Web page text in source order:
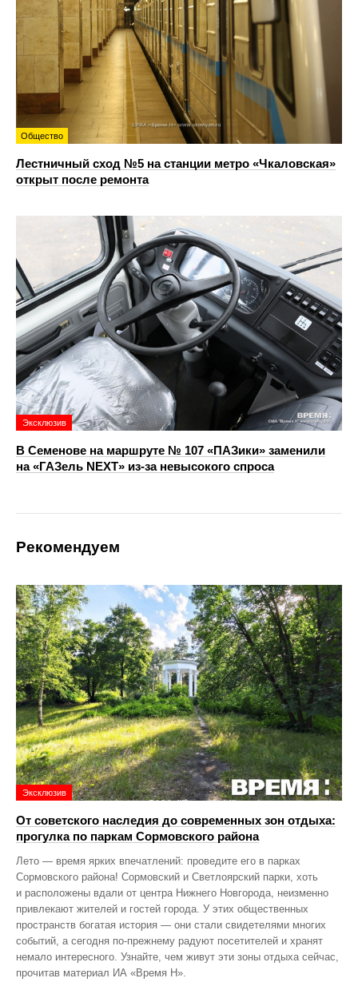
Общество
Лестничный сход №5 на станции метро «Чкаловская»
открыт после ремонта
Эксклюзив
В Семенове на маршруте № 107 «ПАЗики» заменили
на «ГАЗель NEXT» из‑за невысокого спроса
Рекомендуем
Эксклюзив
От советского наследия до современных зон отдыха:
прогулка по паркам Сормовского района
Лето — время ярких впечатлений: проведите его в парках
Сормовского района! Сормовский и Светлоярский парки, хоть
и расположены вдали от центра Нижнего Новгорода, неизменно
привлекают жителей и гостей города. У этих общественных
пространств богатая история — они стали свидетелями многих
событий, а сегодня по‑прежнему радуют посетителей и хранят
немало интересного. Узнайте, чем живут эти зоны отдыха сейчас,
прочитав материал ИА «Время Н».